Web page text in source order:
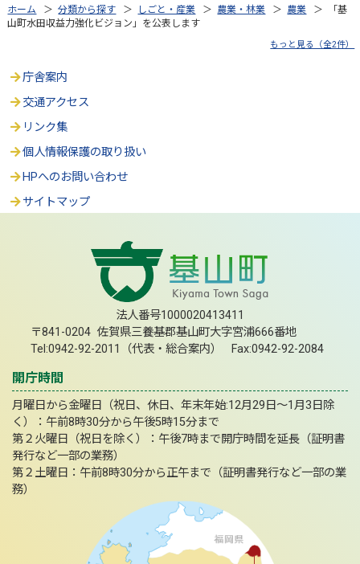
ホーム ＞分類から探す ＞ しごと・産業 ＞ 農業・林業 ＞ 農業 ＞ 「基
山町水田収益力強化ビジョン」を公表します
もっと見る（全2件）
庁舎案内
交通アクセス
リンク集
個人情報保護の取り扱い
HPへのお問い合わせ
サイトマップ
法人番号1000020413411
〒841-0204 佐賀県三養基郡基山町大字宮浦666番地
Tel:0942-92-2011（代表・総合案内） Fax:0942-92-2084
開庁時間
月曜日から金曜日（祝日、休日、年末年始:12月29日～1月3日除
く）：午前8時30分から午後5時15分まで
第２火曜日（祝日を除く）：午後7時まで開庁時間を延長（証明書
発行など一部の業務）
第２土曜日：午前8時30分から正午まで（証明書発行など一部の業
務）